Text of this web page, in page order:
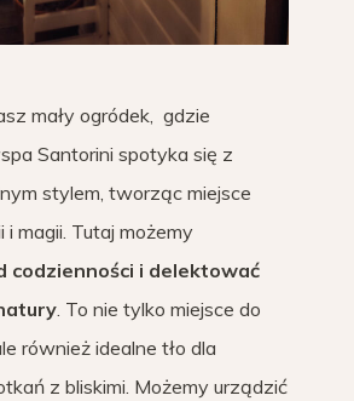
mały ogródek, gdzie
Santorini spotyka się z
stylem, tworząc miejsce
i magii. Tutaj możemy
codzienności i delektować
. To nie tylko miejsce do
również idealne tło dla
z bliskimi. Możemy urządzić